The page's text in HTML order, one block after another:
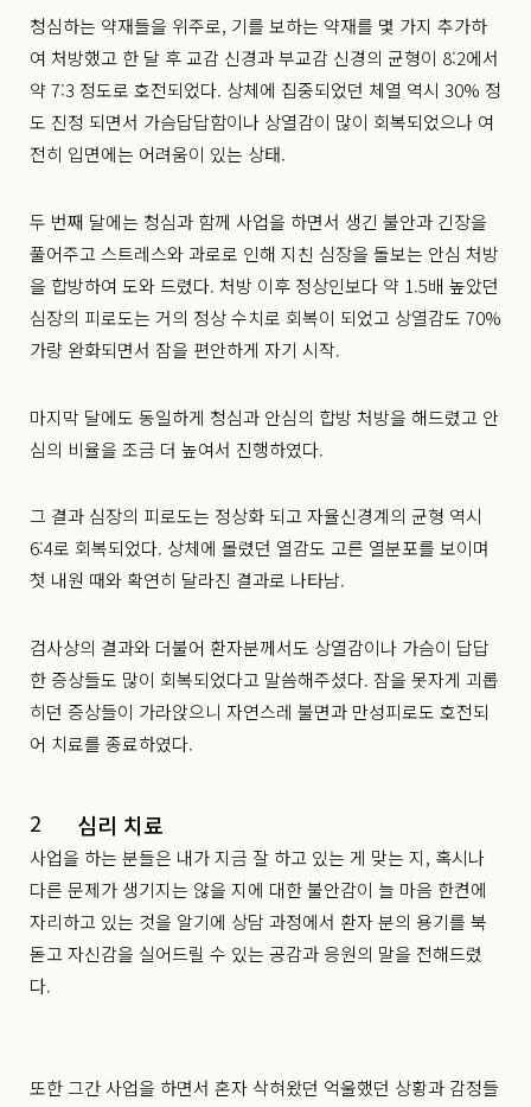
청심하는 약재들을 위주로, 기를 보하는 약재를 몇 가지 추가하
여 처방했고 한 달 후 교감 신경과 부교감 신경의 균형이 8:2에서
약 7:3 정도로 호전되었다. 상체에 집중되었던 체열 역시 30% 정
도 진정 되면서 가슴답답함이나 상열감이 많이 회복되었으나 여
전히 입면에는 어려움이 있는 상태.
두 번째 달에는 청심과 함께 사업을 하면서 생긴 불안과 긴장을
풀어주고 스트레스와 과로로 인해 지친 심장을 돌보는 안심 처방
을 합방하여 도와 드렸다. 처방 이후 정상인보다 약 1.5배 높았던
심장의 피로도는 거의 정상 수치로 회복이 되었고 상열감도 70%
가량 완화되면서 잠을 편안하게 자기 시작.
마지막 달에도 동일하게 청심과 안심의 합방 처방을 해드렸고 안
심의 비율을 조금 더 높여서 진행하였다.
그 결과 심장의 피로도는 정상화 되고 자율신경계의 균형 역시
6:4로 회복되었다. 상체에 몰렸던 열감도 고른 열분포를 보이며
첫 내원 때와 확연히 달라진 결과로 나타남.
검사상의 결과와 더불어 환자분께서도 상열감이나 가슴이 답답
한 증상들도 많이 회복되었다고 말씀해주셨다. 잠을 못자게 괴롭
히던 증상들이 가라앉으니 자연스레 불면과 만성피로도 호전되
어 치료를 종료하였다.
2 심리 치료
사업을 하는 분들은 내가 지금 잘 하고 있는 게 맞는 지, 혹시나
다른 문제가 생기지는 않을 지에 대한 불안감이 늘 마음 한켠에
자리하고 있는 것을 알기에 상담 과정에서 환자 분의 용기를 북
돋고 자신감을 실어드릴 수 있는 공감과 응원의 말을 전해드렸
다.
또한 그간 사업을 하면서 혼자 삭혀왔던 억울했던 상황과 감정들